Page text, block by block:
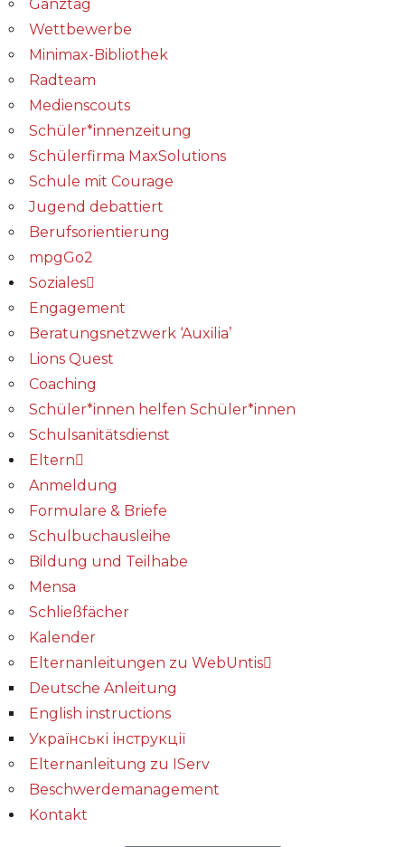
Ganztag
Wettbewerbe
Minimax-Bibliothek​
Radteam
Medienscouts
Schüler*innenzeitung
Schülerfirma MaxSolutions
Schule mit Courage
Jugend debattiert
Berufsorientierung
mpgGo2
Soziales
Engagement
Beratungsnetzwerk ‘Auxilia’
Lions Quest
Coaching
Schüler*innen helfen Schüler*innen
Schulsanitätsdienst
Eltern
Anmeldung
Formulare & Briefe
Schulbuchausleihe
Bildung und Teilhabe
Mensa
Schließfächer
Kalender
Elternanleitungen zu WebUntis
Deutsche Anleitung
English instructions
Українські інструкції
Elternanleitung zu IServ
Beschwerdemanagement
Kontakt